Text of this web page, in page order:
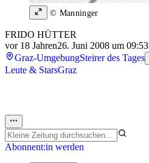
© Manninger
FRIDO HÜTTER
vor 18 Jahren26. Juni 2008 um 09:53
Graz-UmgebungSteirer des Tages
Leute & StarsGraz
Abonnent:in werden